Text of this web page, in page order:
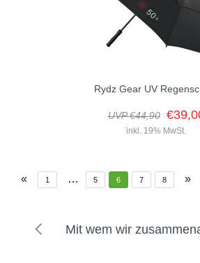
Rydz Gear UV
UVP €44,90
inkl. 19% MwSt.
« 1 … 5 6 7 8 »
Mit wem wir